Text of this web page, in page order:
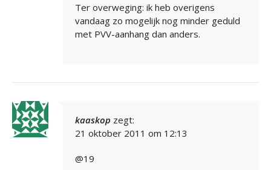
Ter overweging: ik heb overigens
vandaag zo mogelijk nog minder geduld
met PVV-aanhang dan anders.
kaaskop zegt:
21 oktober 2011 om 12:13
@19